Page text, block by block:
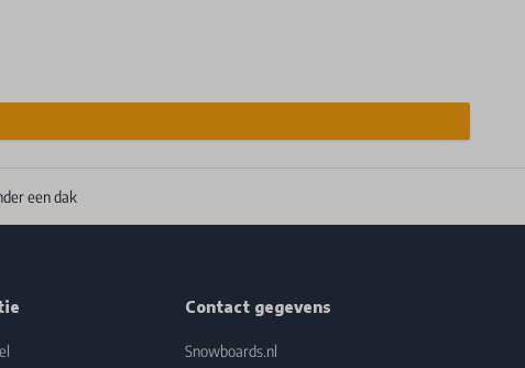
een dak
Contact gegevens
Snowboards.nl